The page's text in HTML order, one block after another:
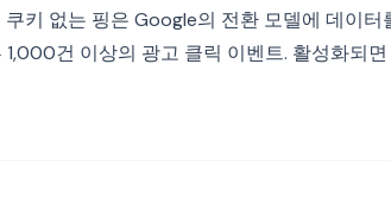
키 없는 핑은 Google의 전환 모델에 데이터
건 이상의 광고 클릭 이벤트. 활성화되